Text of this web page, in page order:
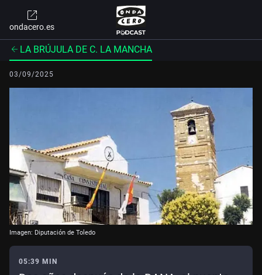
ondacero.es
LA BRÚJULA DE C. LA MANCHA
03/09/2025
Imagen: Diputación de Toledo
05:39 MIN